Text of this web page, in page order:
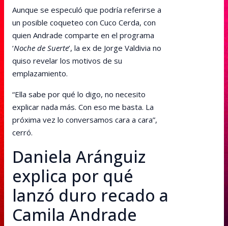
Aunque se especuló que podría referirse a
un posible coqueteo con Cuco Cerda, con
quien Andrade comparte en el programa
‘Noche de Suerte’, la ex de Jorge Valdivia no
quiso revelar los motivos de su
emplazamiento.
“Ella sabe por qué lo digo, no necesito
explicar nada más. Con eso me basta. La
próxima vez lo conversamos cara a cara”,
cerró.
Daniela Aránguiz
explica por qué
lanzó duro recado a
Camila Andrade